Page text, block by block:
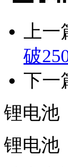
上一
破
下一
锂电池
锂电池